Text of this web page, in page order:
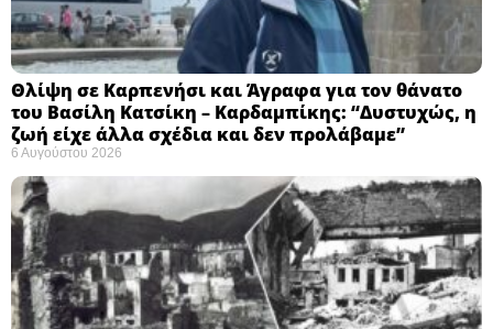
Θλίψη σε Καρπενήσι και Άγραφα για τον θάνατο
του Βασίλη Κατσίκη – Καρδαμπίκης: “Δυστυχώς, η
ζωή είχε άλλα σχέδια και δεν προλάβαμε”
6 Αυγούστου 2026